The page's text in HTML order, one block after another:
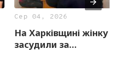
Сер 04, 2026
На Харківщині жінку
засудили за